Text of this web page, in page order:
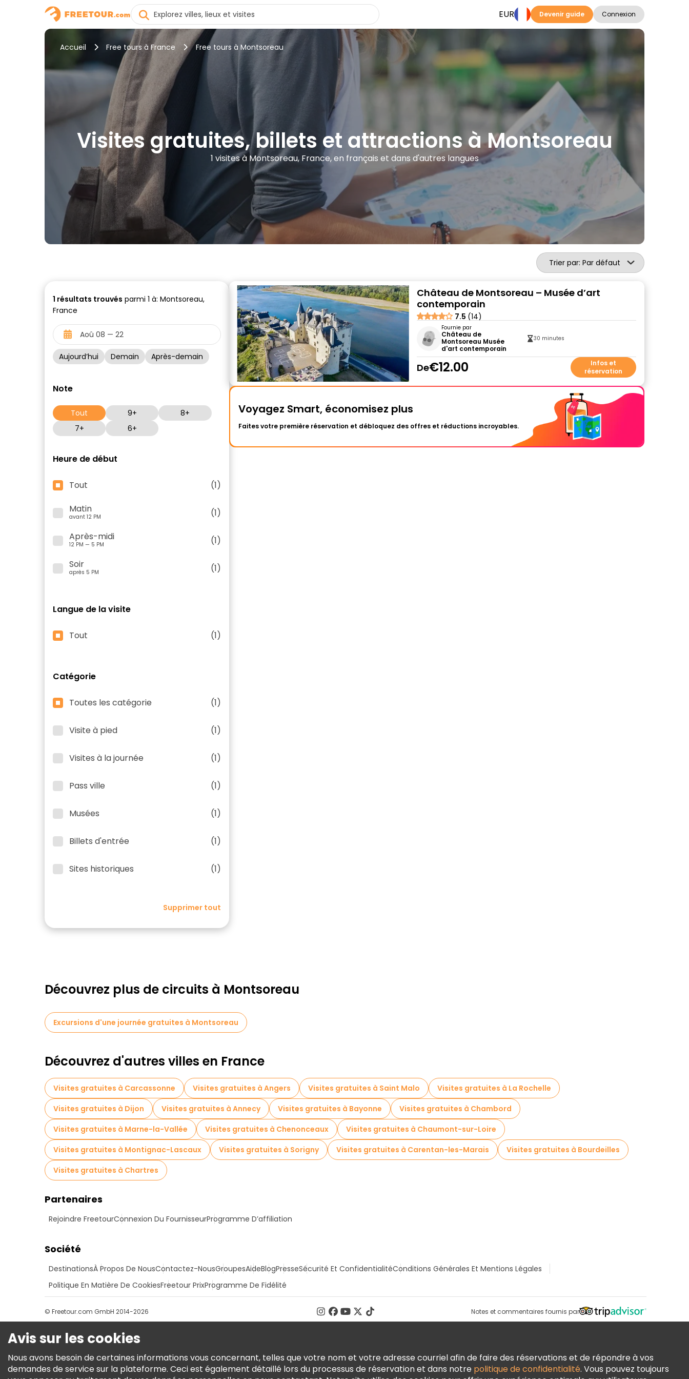
EUR Devenir guide Connexion
Accueil Free tours à France Free tours à Montsoreau
Visites gratuites, billets et attractions à Montsoreau
1 visites à Montsoreau, France, en français et dans d'autres langues
Trier par: Par défaut
1 résultats trouvés parmi 1 à: Montsoreau,
France
Aujourd’hui Demain Après-demain
Note
Tout 9+
8+
7+
6+
Heure de début
Tout
(1)
Matin
avant 12 PM
(1)
Après-midi
12 PM — 5 PM
(1)
Soir
après 5 PM (1)
Langue de la visite
Tout (1)
Catégorie
Toutes les catégorie (1)
Visite à pied (1)
Visites à la journée (1)
Pass ville (1)
Musées (1)
Billets d'entrée (1)
Sites historiques (1)
Supprimer tout
Château de Montsoreau – Musée d’art
contemporain
7.5 (14)
Fournie par
Château de
Montsoreau Musée
d'art contemporain
30 minutes
De€12.00
Infos et
réservation
Voyagez Smart, économisez plus
Faites votre première réservation et débloquez des offres et réductions incroyables.
Découvrez plus de circuits à Montsoreau
Excursions d'une journée gratuites à Montsoreau
Découvrez d'autres villes en France
Visites gratuites à Carcassonne Visites gratuites à Angers Visites gratuites à Saint Malo
Visites gratuites à La Rochelle
Visites gratuites à Dijon
Visites gratuites à Annecy Visites gratuites à Bayonne
Visites gratuites à Chambord
Visites gratuites à Marne-la-Vallée
Visites gratuites à Chenonceaux
Visites gratuites à Chaumont-sur-Loire
Visites gratuites à Montignac-Lascaux
Visites gratuites à Sorigny Visites gratuites à Carentan-les-Marais
Visites gratuites à Bourdeilles
Visites gratuites à Chartres
Partenaires
Rejoindre FreetourConnexion Du FournisseurProgramme D’affiliation
Société
DestinationsÀ Propos De NousContactez-NousGroupesAideBlogPresseSécurité Et ConfidentialitéConditions Générales Et Mentions Légales
Politique En Matière De CookiesFreetour PrixProgramme De Fidélité
Notes et commentaires fournis par
© Freetour.com GmbH 2014-2026
Avis sur les cookies
Nous avons besoin de certaines informations vous concernant, telles que votre nom et votre adresse courriel afin de faire des réservations et de répondre à vos
demandes de service sur la plateforme. Ceci est également détaillé lors du processus de réservation et dans notre politique de confidentialité. Vous pouvez toujours